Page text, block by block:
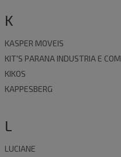
K
KASPER MOVEIS
KIT'S PARANA INDUSTRIA E COM
KIKOS
KAPPESBERG
L
LUCIANE